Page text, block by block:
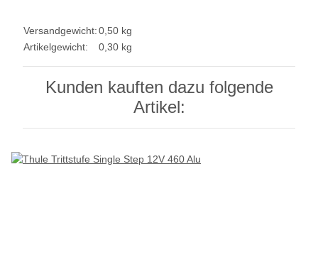
Versandgewicht:0,50 kg
Artikelgewicht:
0,30 kg
Kunden kauften dazu folgende
Artikel: